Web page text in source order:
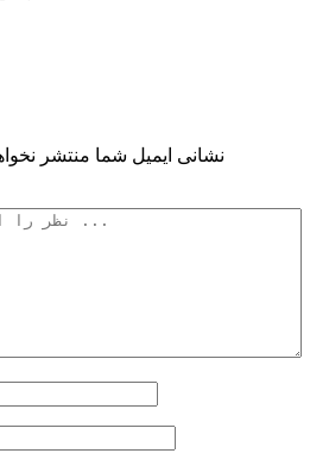
نشانی ایمیل شما منتشر